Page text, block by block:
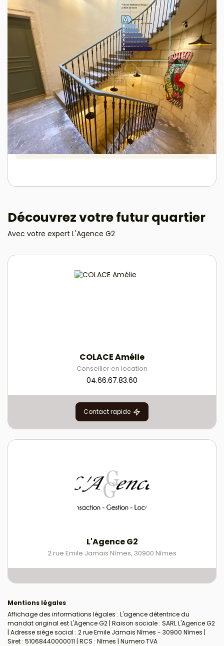
Montant estimé des dépenses annuelles d'énergie
pour un usage standard entre 490€ et 690€. Pour la
date de référence 01/01/2021.
Ce bien est soumis à un diagnostic ERP
(État des Risques et Pollutions). Pour en
savoir plus, rendez-vous sur
https://www.georisques.gouv.fr/
Découvrez votre futur quartier
Avec votre expert L'Agence G2
COLACE Amélie
Conseiller en location
04.66.67.83.60
Contact rapide
L'Agence G2
2 rue Emile Jamais Nîmes, 30900 Nîmes
Mentions légales
Affichage des informations légales : L'agence détentrice du
mandat original est L'Agence G2 | Raison sociale : SARL L'Agence G2
| Adresse siège social : 2 rue Emile Jamais Nîmes - 30900 Nîmes |
Siret : 51068440000011 | RCS : Nîmes | Numero TVA